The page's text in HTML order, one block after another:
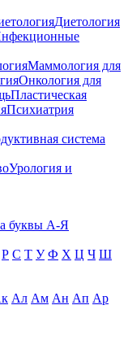
Диетология
Маммология для
Онкология для
Пластическая
Психиатрия
система
Урология и
буквы А-Я
Р С Т У Ф Х Ц Ч Ш
Ал Ам Ан Ап Ар